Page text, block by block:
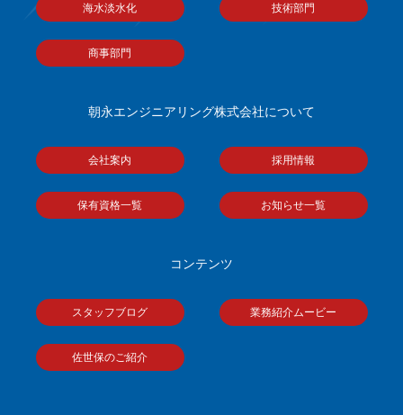
海水淡水化 技術部門
商事部門
朝永エンジニアリング株式会社について
会社案内 採用情報
保有資格一覧 お知らせ一覧
コンテンツ
スタッフブログ 業務紹介ムービー
佐世保のご紹介